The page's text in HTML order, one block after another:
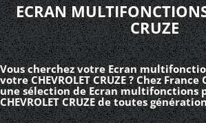
ECRAN
CRUZE
Vous cherchez votre Ecran
votre CHEVROLET CRUZE ? Chez
une sélection de Ecran multifonctions
CHEVROLET CRUZE de toutes